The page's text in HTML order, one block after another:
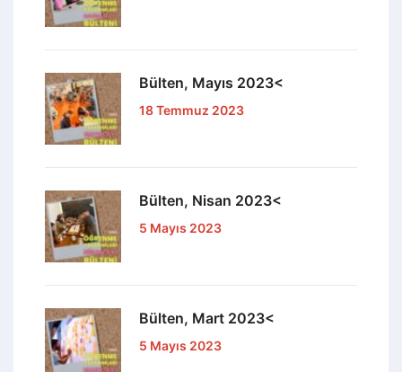
Bülten, Mayıs 2023<
18 Temmuz 2023
Bülten, Nisan 2023<
5 Mayıs 2023
Bülten, Mart 2023<
5 Mayıs 2023